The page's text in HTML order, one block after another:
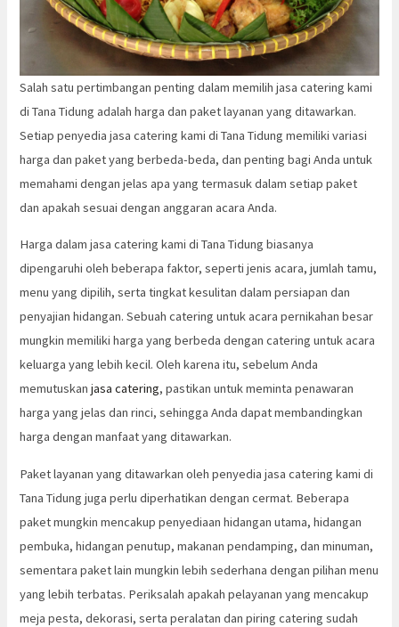
Salah satu pertimbangan penting dalam memilih jasa catering kami
di Tana Tidung adalah harga dan paket layanan yang ditawarkan.
Setiap penyedia jasa catering kami di Tana Tidung memiliki variasi
harga dan paket yang berbeda-beda, dan penting bagi Anda untuk
memahami dengan jelas apa yang termasuk dalam setiap paket
dan apakah sesuai dengan anggaran acara Anda.
Harga dalam jasa catering kami di Tana Tidung biasanya
dipengaruhi oleh beberapa faktor, seperti jenis acara, jumlah tamu,
menu yang dipilih, serta tingkat kesulitan dalam persiapan dan
penyajian hidangan. Sebuah catering untuk acara pernikahan besar
mungkin memiliki harga yang berbeda dengan catering untuk acara
keluarga yang lebih kecil. Oleh karena itu, sebelum Anda
memutuskanjasa catering, pastikan untuk meminta penawaran
harga yang jelas dan rinci, sehingga Anda dapat membandingkan
harga dengan manfaat yang ditawarkan.
Paket layanan yang ditawarkan oleh penyedia jasa catering kami di
Tana Tidung juga perlu diperhatikan dengan cermat. Beberapa
paket mungkin mencakup penyediaan hidangan utama, hidangan
pembuka, hidangan penutup, makanan pendamping, dan minuman,
sementara paket lain mungkin lebih sederhana dengan pilihan menu
yang lebih terbatas. Periksalah apakah pelayanan yang mencakup
meja pesta, dekorasi, serta peralatan dan piring catering sudah